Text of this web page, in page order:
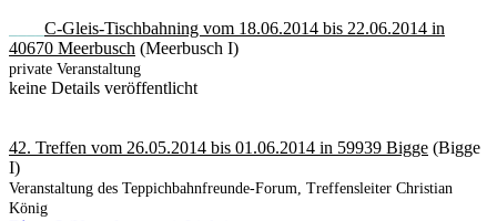
C-Gleis-Tischbahning vom 18.06.2014 bis 22.06.2014 in
40670 Meerbusch (Meerbusch I)
private Veranstaltung
keine Details veröffentlicht
42. Treffen vom 26.05.2014 bis 01.06.2014 in 59939 Bigge (Bigge
I)
Veranstaltung des Teppichbahnfreunde-Forum, Treffensleiter Christian
König